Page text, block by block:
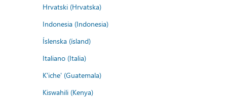
Hrvatski (Hrvatska)
Indonesia (Indonesia)
Íslenska (ísland)
Italiano (Italia)
K'iche' (Guatemala)
Kiswahili (Kenya)